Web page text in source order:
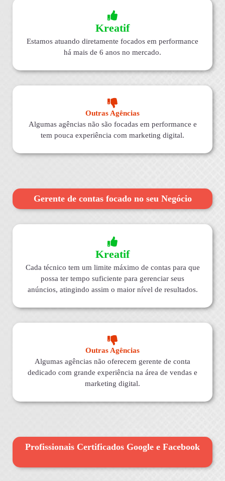
Kreatif
Estamos atuando diretamente focados em performance
há mais de 6 anos no mercado.
Outras Agências
Algumas agências não são focadas em performance e
tem pouca experiência com marketing digital.
Gerente de contas focado no seu Negócio
Kreatif
Cada técnico tem um limite máximo de contas para que
possa ter tempo suficiente para gerenciar seus
anúncios, atingindo assim o maior nível de resultados.
Outras Agências
Algumas agências não oferecem gerente de conta
dedicado com grande experiência na área de vendas e
marketing digital.
Profissionais Certificados Google e Facebook